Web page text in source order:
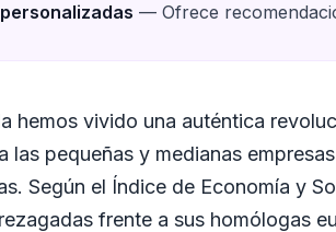
— Ofrece
hemos vivido una auténtica
las pequeñas y medianas
Según el Índice de Economía y
frente a sus homólogas